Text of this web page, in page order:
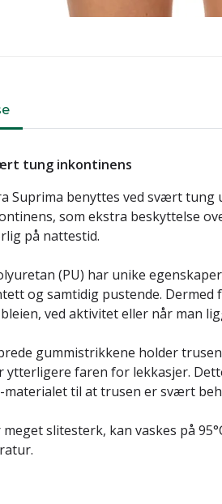
tung inkontinens
Suprima benyttes ved svært tung
som ekstra beskyttelse
på nattestid.
(PU) har unike
og samtidig pustende. Dermed
ved aktivitet eller når man
gummistrikkene holder
ytterligere faren for lekkasjer.
materialet til at trusen er svært
slitesterk, kan vaskes på